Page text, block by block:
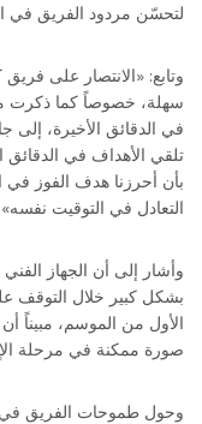
لتحسّن مردود الفريق في
وتابع: «الانتصار على
سهلة، خصوصاً كما ذكرت من
في الدقائق الأخيرة، إلى
تلقي الأهداف في الدقائق
بأن أحرزنا هدف الفوز في
التعادل في التوقيت نفسه».
وأشار إلى أن الجهاز
بشكل كبير خلال التوقف
الأول من الموسم، مبيناً
صورة ممكنة في مرحلة
وحول طموحات الفريق في